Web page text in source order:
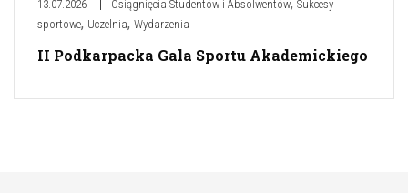
13.07.2026 Osiągnięcia Studentów i Absolwentów, Sukcesy
sportowe, Uczelnia, Wydarzenia
II Podkarpacka Gala Sportu Akademickiego